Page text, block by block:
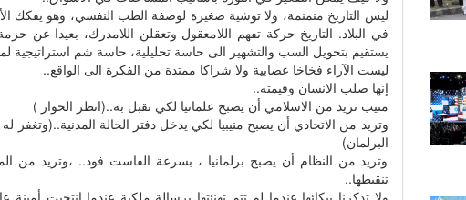
ليس التاريخ منمنمة، ولا توشية صغيرة لوصفة الطب النفسي، وهو يفكك
في البلاد. التاريخ حركة تفهم اللامعقول وتعقلن اللامدرك، بعيدا عن
يستقيم بتحويل السب والتشهير الى حاسة تحليلية، حاسة شم استراتيجية
ليست الآراء فخاخا عصابية ولا شراكا ممتدة من الفكرة الى الواقع..
إنها صلب الانسان وقيمته..
منيب تريد من الاسلامي أن يصبح علمانيا لكي تقبل به..(انظر الحوار )
وتريد من الاتحادي أن يصبح منيبيا لكي يدخل دفتر الحالة
البرلمان)
وتريد من النظام أن يصبح برلمانيا ، بسرعة الفاست فود.. ،وتريد من
تنقيطها..
ولا تذكرنا ببكائها عندما لم تتم تهنئتها برسالة ملكية عندما انتخبت